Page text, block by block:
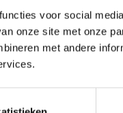
voor social
onze site met onze
met andere